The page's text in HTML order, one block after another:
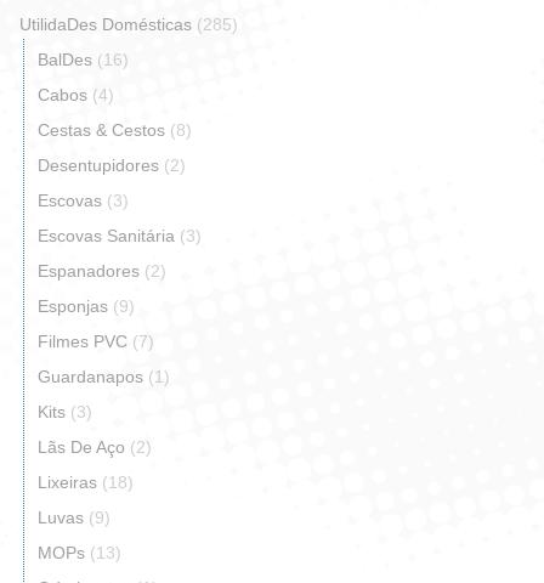
UtilidaDes Domésticas (285)
BalDes (16)
Cabos (4)
Cestas & Cestos (8)
Desentupidores (2)
Escovas (3)
Escovas Sanitária (3)
Espanadores (2)
Esponjas (9)
Filmes PVC (7)
Guardanapos (1)
Kits (3)
Lãs De Aço (2)
Lixeiras (18)
Luvas (9)
MOPs (13)